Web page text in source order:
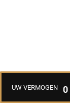
UW VERMOGEN 0